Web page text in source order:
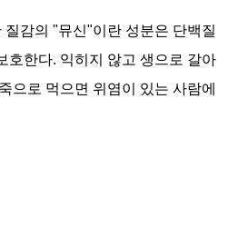
감의 "뮤신"이란 성분은 단백질
호한다. 익히지 않고 생으로 갈아
으로 먹으면 위염이 있는 사람에